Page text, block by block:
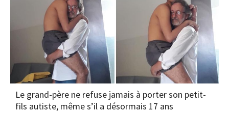
Le grand-père ne refuse jamais à porter son petit-
fils autiste, même s’il a désormais 17 ans